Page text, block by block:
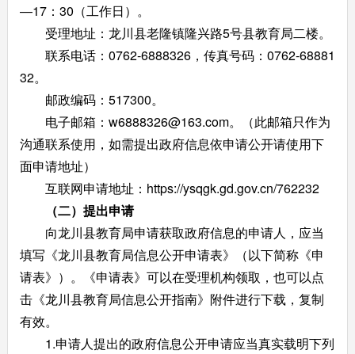
—17：30（工作日）。
受理地址：龙川县老隆镇隆兴路5号县教育局二楼。
联系电话：0762-6888326，传真号码：0762-68881
32。
邮政编码：517300。
电子邮箱：w6888326@163.com。（此邮箱只作为
沟通联系使用，如需提出政府信息依申请公开请使用下
面申请地址）
互联网申请地址：https://ysqgk.gd.gov.cn/762232
（二）提出申请
向龙川县教育局申请获取政府信息的申请人，应当
填写《龙川县教育局信息公开申请表》（以下简称《申
请表》）。《申请表》可以在受理机构领取，也可以点
击《龙川县教育局信息公开指南》附件进行下载，复制
有效。
1.申请人提出的政府信息公开申请应当真实载明下列